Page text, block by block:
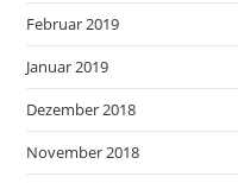
Februar 2019
Januar 2019
Dezember 2018
November 2018